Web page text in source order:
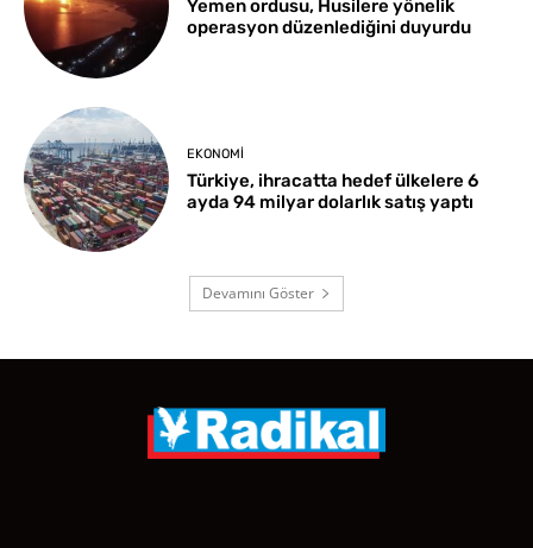
Yemen ordusu, Husilere yönelik
operasyon düzenlediğini duyurdu
EKONOMI
Türkiye, ihracatta hedef ülkelere 6
ayda 94 milyar dolarlık satış yaptı
Devamını Göster